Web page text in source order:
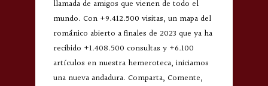
llamada de amigos que vienen de todo el
mundo. Con +9.412.500 visitas, un mapa del
románico abierto a finales de 2023 que ya ha
recibido +1.408.500 consultas y +6.100
artículos en nuestra hemeroteca, iniciamos
una nueva andadura. Comparta, Comente,